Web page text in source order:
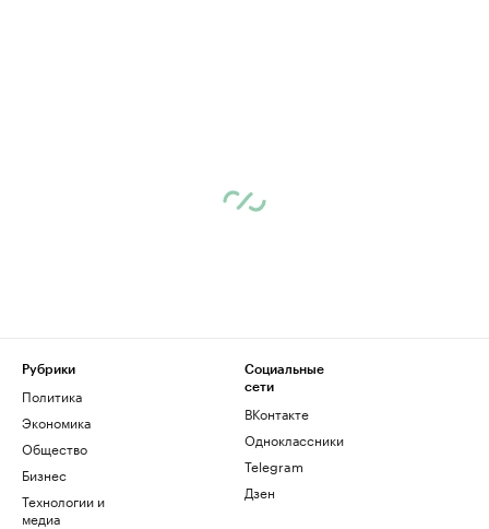
Рубрики
Политика
Экономика
Общество
Бизнес
Технологии и
медиа
Социальные
сети
ВКонтакте
Одноклассники
Telegram
Дзен